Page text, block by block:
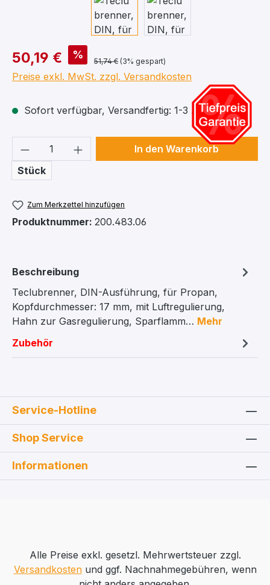
50,19 € %
51,74 € (3% gespart)
Preise exkl. MwSt. zzgl. Versandkosten
Sofort verfügbar, Versandfertig: 1-3 Arbeitstage
Produkt Anzahl: Gib den
Stück
In den Warenkorb
Zum Merkzettel hinzufügen
Produktnummer: 200.483.06
Beschreibung
Teclubrenner, DIN-Ausführung, für Propan,
Kopfdurchmesser: 17 mm, mit Luftregulierung,
Hahn zur Gasregulierung, Sparflamm… Mehr
Zubehör
Service-Hotline
Shop Service
Informationen
Alle Preise exkl. gesetzl. Mehrwertsteuer zzgl.
Versandkostenund ggf. Nachnahmegebühren, wenn